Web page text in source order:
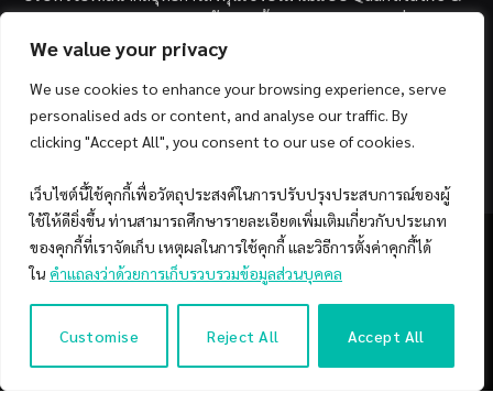
We value your privacy
We use cookies to enhance your browsing experience, serve
personalised ads or content, and analyse our traffic. By
clicking "Accept All", you consent to our use of cookies.
เว็บไซต์นี้ใช้คุกกี้เพื่อวัตถุประสงค์ในการปรับปรุงประสบการณ์ของผู้
ใช้ให้ดียิ่งขึ้น ท่านสามารถศึกษารายละเอียดเพิ่มเติมเกี่ยวกับประเภท
ของคุกกี้ที่เราจัดเก็บ เหตุผลในการใช้คุกกี้ และวิธีการตั้งค่าคุกกี้ได้
ใน คำแถลงว่าด้วยการเก็บรวบรวมข้อมูลส่วนบุคคล
Customise Reject All Accept All
Systematic Investing และตัวแทนด้านการตลาดกองทุนส่วนบุคคล
แก่สถาบันการเงินพันธมิตรชั้นนำในประเทศไทย อาทิเช่น
– บล. กรุงไทย เอ็กซ์สปริง จำกัด
– บล. ฟิลลิป (ประเทศไทย) จำกัด (มหาชน)
– บล. บียอนด์ จำกัด (มหาชน)
FacebookYouTube
© 2026 Copyright by SiamQuant.